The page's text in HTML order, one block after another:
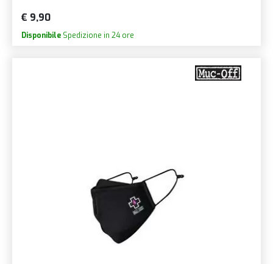
€ 9,90
Disponibile Spedizione in 24 ore